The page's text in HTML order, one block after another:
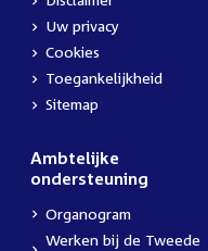
Uw privacy
Cookies
Toegankelijkheid
Sitemap
Ambtelijke
ondersteuning
Organogram
External
Werken bij de Tweede